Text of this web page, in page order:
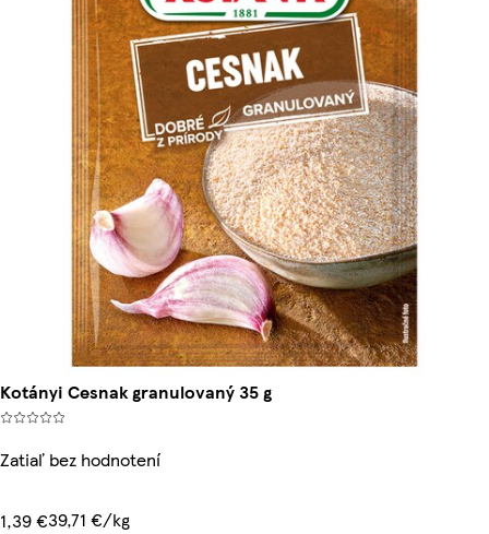
Kotányi Cesnak granulovaný 35 g
Zatiaľ bez hodnotení
1,39 €39,71 €/kg